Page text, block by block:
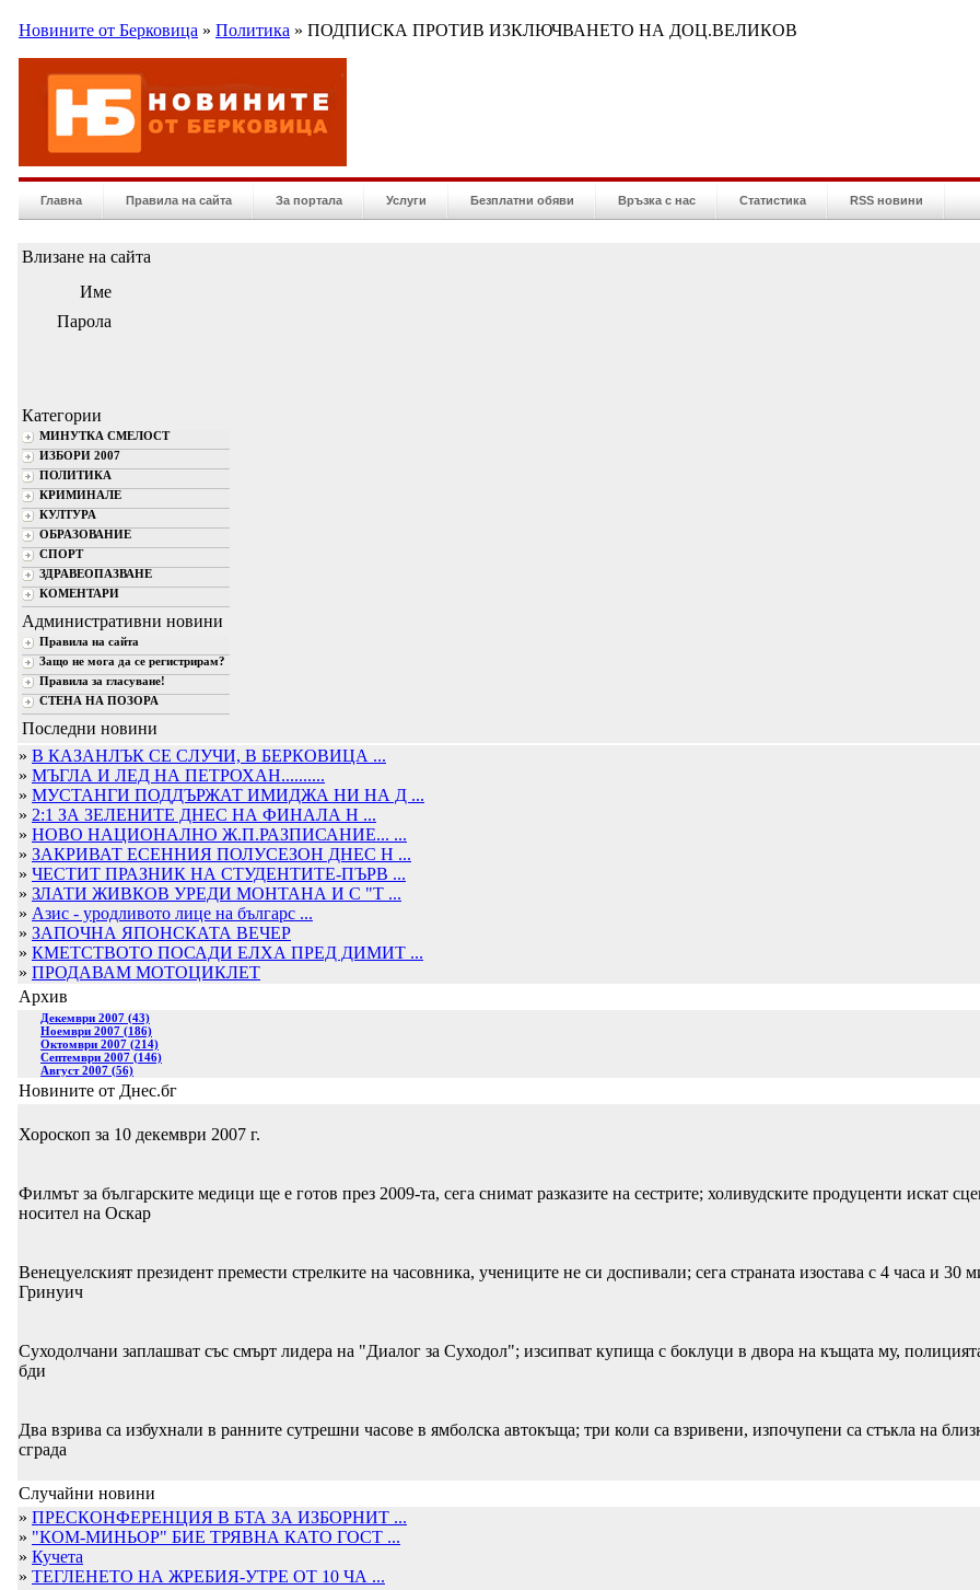
Новините от Берковица » Политика » ПОДПИСКА ПРОТИВ ИЗКЛЮЧВАНЕТО НА ДОЦ.ВЕЛИКОВ
Главна Правила на сайта За портала Услуги Безплатни обяви Връзка с нас Статистика RSS новини
Влизане на сайта
Име
Парола
Категории
МИНУТКА СМЕЛОСТ
ИЗБОРИ 2007
ПОЛИТИКА
КРИМИНАЛЕ
КУЛТУРА
ОБРАЗОВАНИЕ
СПОРТ
ЗДРАВЕОПАЗВАНЕ
КОМЕНТАРИ
Административни новини
Правила на сайта
Защо не мога да се регистрирам?
Правила за гласуване!
СТЕНА НА ПОЗОРА
Последни новини
» В КАЗАНЛЪК СЕ СЛУЧИ, В БЕРКОВИЦА ...
» МЪГЛА И ЛЕД НА ПЕТРОХАН..........
» МУСТАНГИ ПОДДЪРЖАТ ИМИДЖА НИ НА Д ...
» 2:1 ЗА ЗЕЛЕНИТЕ ДНЕС НА ФИНАЛА Н ...
» НОВО НАЦИОНАЛНО Ж.П.РАЗПИСАНИЕ... ...
» ЗАКРИВАТ ЕСЕННИЯ ПОЛУСЕЗОН ДНЕС Н ...
» ЧЕСТИТ ПРАЗНИК НА СТУДЕНТИТЕ-ПЪРВ ...
» ЗЛАТИ ЖИВКОВ УРЕДИ МОНТАНА И С "Т ...
» Азис - уродливото лице на българс ...
» ЗАПОЧНА ЯПОНСКАТА ВЕЧЕР
» КМЕТСТВОТО ПОСАДИ ЕЛХА ПРЕД ДИМИТ ...
» ПРОДАВАМ МОТОЦИКЛЕТ
Архив
Декември 2007 (43)
Ноември 2007 (186)
Октомври 2007 (214)
Септември 2007 (146)
Август 2007 (56)
Новините от Днес.бг
Хороскоп за 10 декември 2007 г.
Филмът за българските медици ще е готов през 2009-та, сега снимат разказите на сестрите; холивудските продуценти искат
носител на Оскар
Венецуелският президент премести стрелките на часовника, учениците не си доспивали; сега страната изостава с 4 часа и 30
Гринуич
Суходолчани заплашват със смърт лидера на "Диалог за Суходол"; изсипват купища с боклуци в двора на къщата му,
бди
Два взрива са избухнали в ранните сутрешни часове в ямболска автокъща; три коли са взривени, изпочупени са стъкла на
сграда
Случайни новини
» ПРЕСКОНФЕРЕНЦИЯ В БТА ЗА ИЗБОРНИТ ...
» "КОМ-МИНЬОР" БИЕ ТРЯВНА КАТО ГОСТ ...
» Кучета
» ТЕГЛЕНЕТО НА ЖРЕБИЯ-УТРЕ ОТ 10 ЧА ...